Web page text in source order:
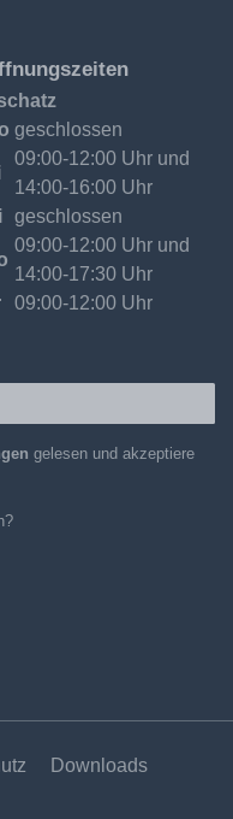
geschlossen
09:00-12:00 Uhr und
14:00-16:00 Uhr
geschlossen
09:00-12:00 Uhr und
14:00-17:30 Uhr
09:00-12:00 Uhr
gelesen und akzeptiere
Downloads